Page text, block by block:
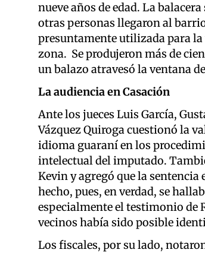
nueve años de edad. La
otras personas llegaron al
presuntamente utilizada para la
zona. Se produjeron más de
un balazo atravesó la ventana
La audiencia en Casación
Ante los jueces Luis García,
Vázquez Quiroga cuestionó la
idioma guaraní en los
intelectual del imputado.
Kevin y agregó que la
hecho, pues, en verdad, se
especialmente el testimonio de
vecinos había sido posible
Los fiscales, por su lado,